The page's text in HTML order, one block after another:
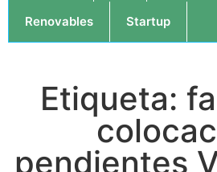
Renovables Startup
Etiqueta:
pendientes